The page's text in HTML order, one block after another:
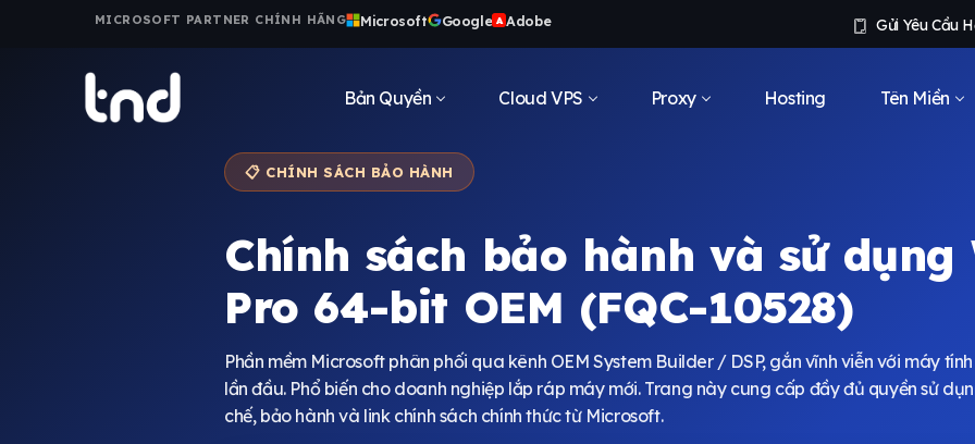
MICROSOFT PARTNER CHÍNH HÃNG Microsoft Google A Adobe Gửi Yêu Cầu
Bản Quyền Cloud VPS Proxy Hosting Tên Miền
📋 CHÍNH SÁCH BẢO HÀNH
Chính sách bảo hành và sử dụng
Pro 64-bit OEM (FQC-10528)
Phần mềm Microsoft phân phối qua kênh OEM System Builder / DSP, gắn vĩnh viễn với máy
lần đầu. Phổ biến cho doanh nghiệp lắp ráp máy mới. Trang này cung cấp đầy đủ quyền sử
chế, bảo hành và link chính sách chính thức từ Microsoft.